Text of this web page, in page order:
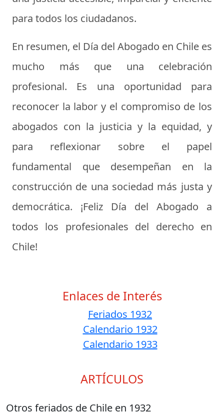
para todos los ciudadanos.
En resumen, el Día del Abogado en Chile es
mucho más que una celebración
profesional. Es una oportunidad para
reconocer la labor y el compromiso de los
abogados con la justicia y la equidad, y
para reflexionar sobre el papel
fundamental que desempeñan en la
construcción de una sociedad más justa y
democrática. ¡Feliz Día del Abogado a
todos los profesionales del derecho en
Chile!
Enlaces de Interés
Feriados 1932
Calendario 1932
Calendario 1933
ARTÍCULOS
Otros feriados de Chile en 1932